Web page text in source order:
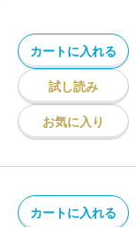
カートに入れる
試し読み
お気に入り
カートに入れる